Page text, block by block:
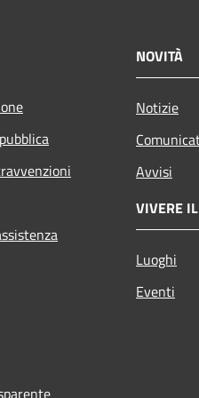
NOVITÀ
Notizie
Avvisi
VIVERE
Luoghi
Eventi